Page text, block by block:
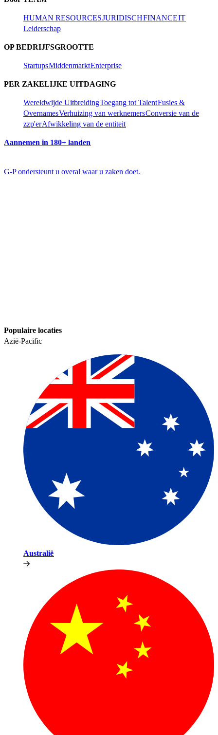
HUMAN RESOURCES​​JURIDISCH​​FINANCE​​IT​​
Leiderschap​​
OP BEDRIJFSGROOTTE​​
Startups​​Middenmarkt​​Enterprise​​
PER ZAKELIJKE UITDAGING​​
Wereldwijde Uitbreiding​​Toegang tot Talent​​Fusies &
Overnames​​Verhuizing van werknemers​​Conversie van de
zzp'er​​Afwikkeling van de entiteit​​
Aannemen in 180+ landen​​
G-P ondersteunt u overal waar u zaken doet.​​
Populaire locaties​​
Azië-Pacific​​
Australië​​